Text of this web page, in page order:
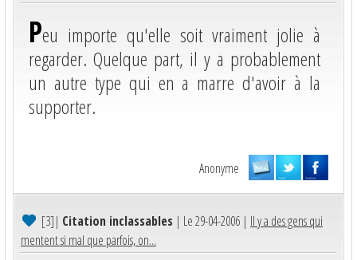
Peu importe qu'elle soit vraiment jolie à
regarder. Quelque part, il y a probablement
un autre type qui en a marre d'avoir à la
supporter.
Anonyme
[3]| Citation inclassables | Le 29-04-2006 | Il y a des gens qui
mentent si mal que parfois, on...